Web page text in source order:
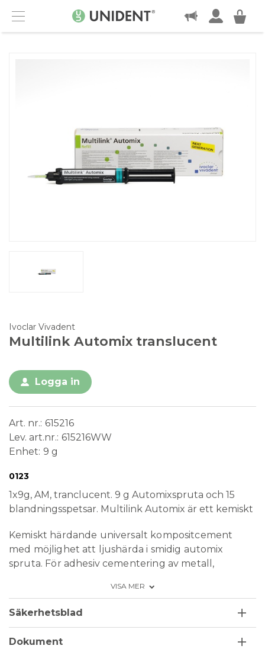
Menu
KONTAKT
Ivoclar Vivadent
Multilink Automix translucent
Logga in
Art. nr. 615216
Lev. art.nr. 615216WW
Enhet 9 g
Medical Device
0123
1x9g, AM, tranclucent. 9 g Automixspruta och 15
blandningsspetsar. Multilink Automix är ett kemiskt
Kemiskt härdande universalt kompositcement
med möjlighet att ljushärda i smidig automix
spruta. För adhesiv cementering av metall,
förstärkta keramer och komposit. Multilink
Automix används tillsammans med en självetsande
och självhärdande emalj/dentinprimern Multilink
VISA MER
Säkerhetsblad
Dokument